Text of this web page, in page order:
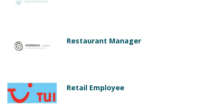
Restaurant Manager
Retail Employee